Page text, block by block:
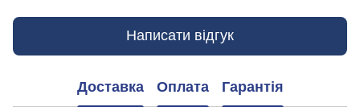
Написати відгук
Доставка Оплата Гарантія